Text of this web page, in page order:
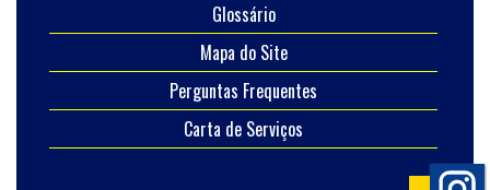
Glossário
Mapa do Site
Perguntas Frequentes
Carta de Serviços